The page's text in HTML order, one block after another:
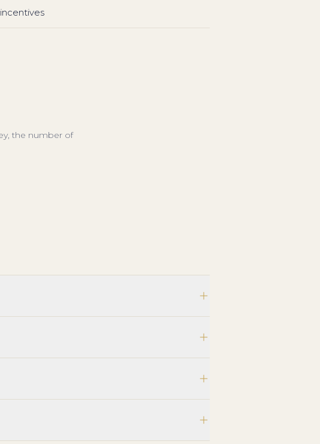
the number of